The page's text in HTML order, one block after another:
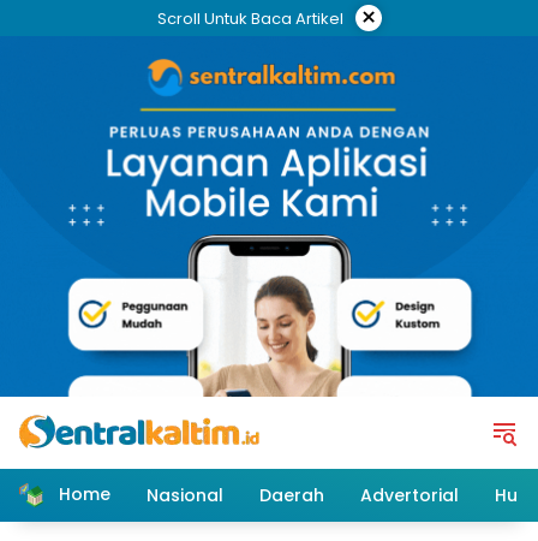
Scroll Untuk Baca Artikel ×
Home Nasional Daerah Advertorial